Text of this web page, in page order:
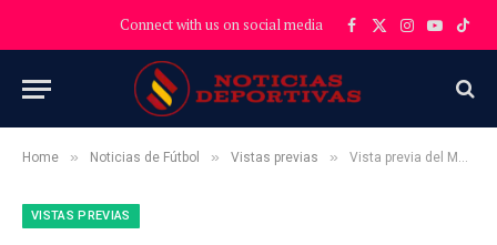
Connect with us on social media Facebook
X
Instagram
YouTube
Home » Noticias de Fútbol » Vistas previas » Vista previa del Manchester United vs Brentford: ¿Podrán las abejas conseguir 3 puntos cruciales en la carrera por Europa?
VISTAS PREVIAS